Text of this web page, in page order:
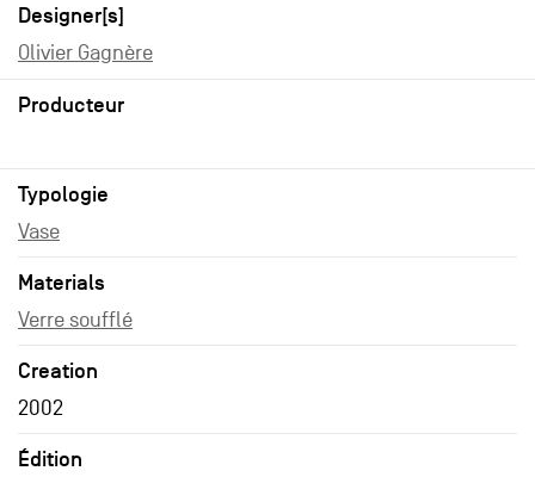
Designer[s]
Olivier Gagnère
Producteur
Typologie
Vase
Materials
Verre soufflé
Creation
2002
Édition